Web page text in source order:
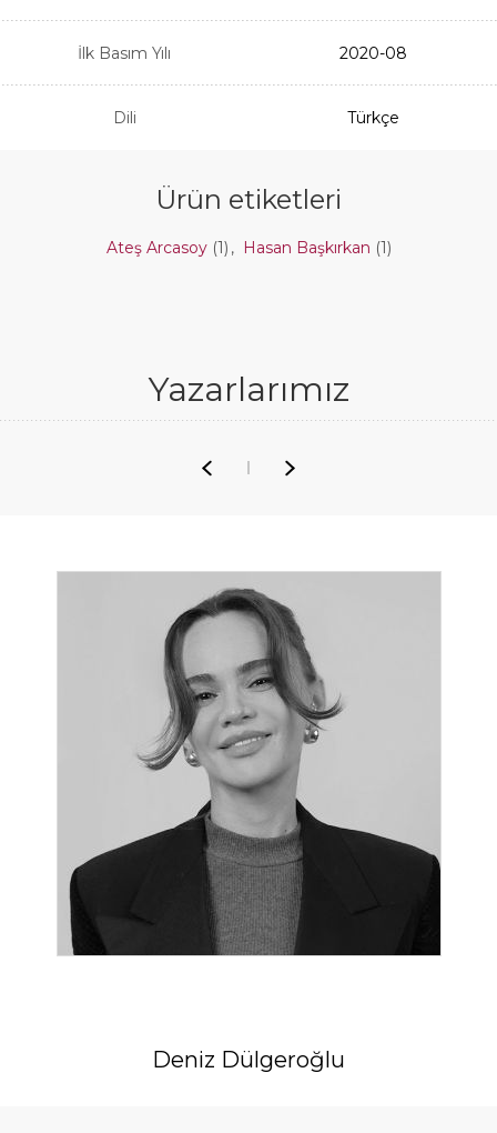
İlk Basım Yılı 2020-08
Dili Türkçe
Ürün etiketleri
Ateş Arcasoy (1) , Hasan Başkırkan (1)
Yazarlarımız
Deniz Dülgeroğlu